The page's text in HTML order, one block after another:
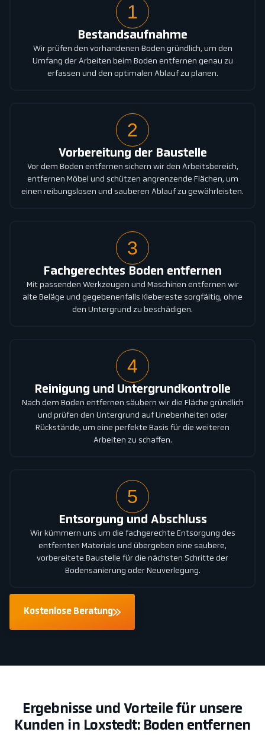
1
Bestandsaufnahme
Wir prüfen den vorhandenen Boden gründlich, um den
Umfang der Arbeiten beim Boden entfernen genau zu
erfassen und den optimalen Ablauf zu planen.
2
Vorbereitung der Baustelle
Vor dem Boden entfernen sichern wir den Arbeitsbereich,
entfernen Möbel und schützen angrenzende Flächen, um
einen reibungslosen und sauberen Ablauf zu gewährleisten.
3
Fachgerechtes Boden entfernen
Mit passenden Werkzeugen und Maschinen entfernen wir
alte Beläge und gegebenenfalls Klebereste sorgfältig, ohne
den Untergrund zu beschädigen.
4
Reinigung und Untergrundkontrolle
Nach dem Boden entfernen säubern wir die Fläche gründlich
und prüfen den Untergrund auf Unebenheiten oder
Rückstände, um eine perfekte Basis für die weiteren
Arbeiten zu schaffen.
5
Entsorgung und Abschluss
Wir kümmern uns um die fachgerechte Entsorgung des
entfernten Materials und übergeben eine saubere,
vorbereitete Baustelle für die nächsten Schritte der
Bodensanierung oder Neuverlegung.
Kostenlose Beratung
Ergebnisse und Vorteile für unsere
Kunden in Loxstedt: Boden entfernen